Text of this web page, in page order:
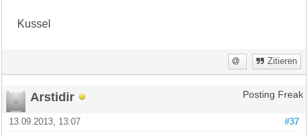
Kussel
Zitieren
Arstidir Posting Freak
#37
13.09.2013, 13:07